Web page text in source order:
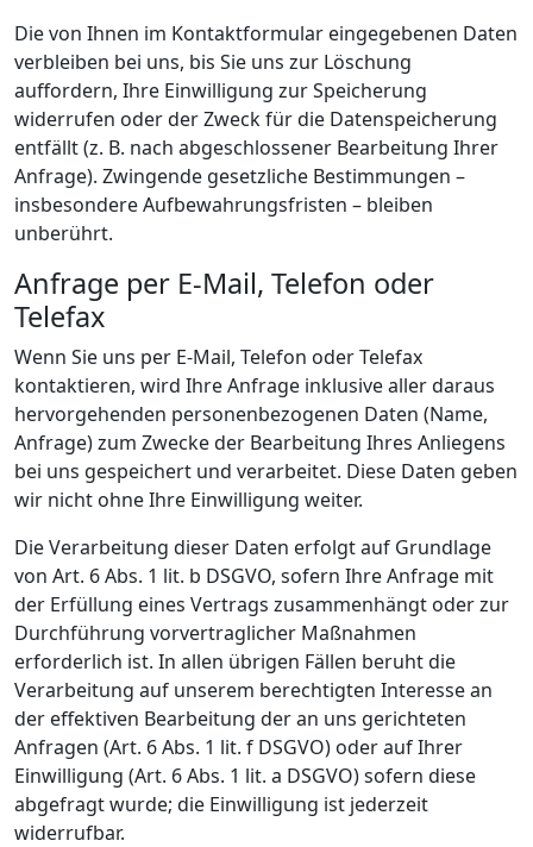
Die von Ihnen im Kontaktformular eingegebenen Daten
verbleiben bei uns, bis Sie uns zur Löschung
auffordern, Ihre Einwilligung zur Speicherung
widerrufen oder der Zweck für die Datenspeicherung
entfällt (z. B. nach abgeschlossener Bearbeitung Ihrer
Anfrage). Zwingende gesetzliche Bestimmungen –
insbesondere Aufbewahrungsfristen – bleiben
unberührt.
Anfrage per E-Mail, Telefon oder
Telefax
Wenn Sie uns per E-Mail, Telefon oder Telefax
kontaktieren, wird Ihre Anfrage inklusive aller daraus
hervorgehenden personenbezogenen Daten (Name,
Anfrage) zum Zwecke der Bearbeitung Ihres Anliegens
bei uns gespeichert und verarbeitet. Diese Daten geben
wir nicht ohne Ihre Einwilligung weiter.
Die Verarbeitung dieser Daten erfolgt auf Grundlage
von Art. 6 Abs. 1 lit. b DSGVO, sofern Ihre Anfrage mit
der Erfüllung eines Vertrags zusammenhängt oder zur
Durchführung vorvertraglicher Maßnahmen
erforderlich ist. In allen übrigen Fällen beruht die
Verarbeitung auf unserem berechtigten Interesse an
der effektiven Bearbeitung der an uns gerichteten
Anfragen (Art. 6 Abs. 1 lit. f DSGVO) oder auf Ihrer
Einwilligung (Art. 6 Abs. 1 lit. a DSGVO) sofern diese
abgefragt wurde; die Einwilligung ist jederzeit
widerrufbar.